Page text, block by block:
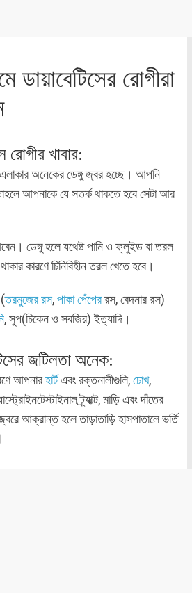
ডায়াবেটিসের রোগীরা
রোগীর খাবার:
অনেকের ডেঙ্গু জ্বর হচ্ছে। আপনি
আপনাকে যে সতর্ক থাকতে হবে সেটা আর
ডেঙ্গু হলে যথেষ্ট পানি ও ফ্লুইড বা তরল
কারণে চিনিবিহীন তরল খেতে হবে।
তরমুজের রস,পাকা পেঁপেররস, বেদনার রস)
, সুপ(চিকেন ও সবজির) ইত্যাদি।
জটিলতা অনেক:
আপনারহার্টএবং রক্তনালীগুলি,চোখ,
ট্র্যাক্ট, মাড়ি এবং দাঁতের
আক্রান্ত হলে তাড়াতাড়ি হাসপাতালে ভর্তি